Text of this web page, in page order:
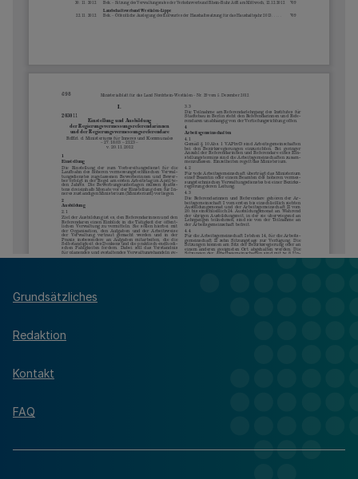
Grundsätzliches
Redaktion
Kontakt
FAQ